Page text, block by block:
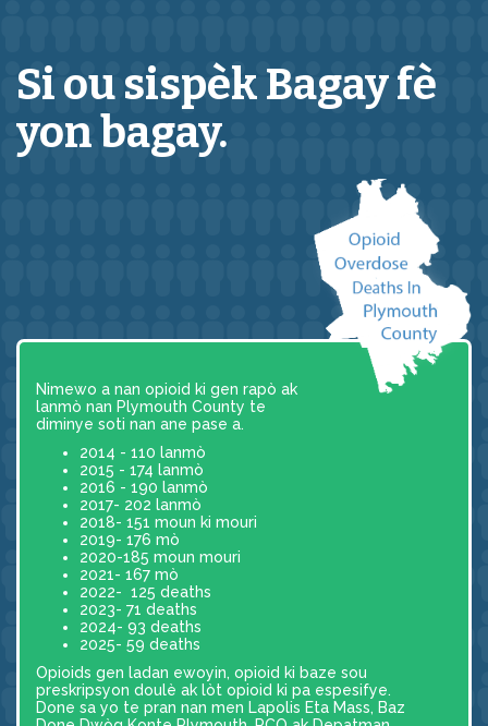
Si ou sispèkBagayfè
yon bagay.
Nimewo a nan opioid ki gen rapò ak
lanmò nan Plymouth County te
diminye soti nan ane pase a.
2014 - 110 lanmò
2015 - 174 lanmò
2016 - 190 lanmò
2017- 202 lanmò
2018- 151 moun ki mouri
2019- 176 mò
2020-185 moun mouri
2021- 167 mò
2022- 125 deaths
2023- 71 deaths
2024- 93 deaths
2025- 59 deaths
Opioids gen ladan ewoyin, opioid ki baze sou
preskripsyon doulè ak lòt opioid ki pa espesifye.
Done sa yo te pran nan men Lapolis Eta Mass, Baz